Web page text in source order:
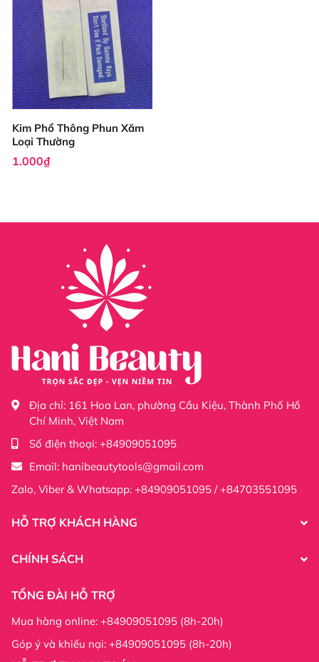
Kim Phổ Thông Phun Xăm
Loại Thường
1.000₫
Địa chỉ: 161 Hoa Lan, phường Cầu Kiệu, Thành Phố Hồ
Chí Minh, Việt Nam
Số điện thoại: +84909051095
Email: hanibeautytools@gmail.com
Zalo, Viber & Whatsapp: +84909051095 / +84703551095
HỖ TRỢ KHÁCH HÀNG
CHÍNH SÁCH
TỔNG ĐÀI HỖ TRỢ
Mua hàng online: +84909051095 (8h-20h)
Góp ý và khiếu nại: +84909051095 (8h-20h)